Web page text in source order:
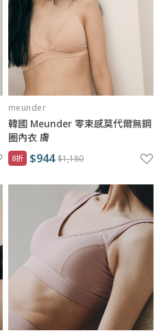
meunder
韓國 Meunder 零束感莫代爾無鋼
圈內衣 膚
8折 $944 $1,180